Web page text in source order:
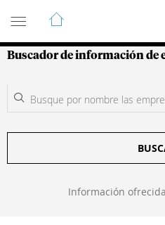
Guía de Empresas
Buscador de información de
Información